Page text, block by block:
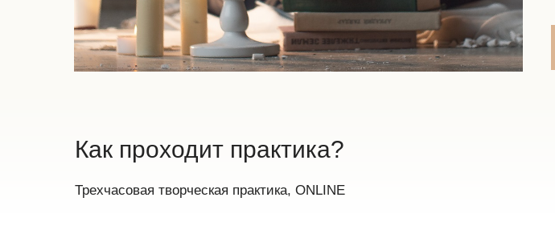
Как проходит практика?
Трехчасовая творческая практика, ONLINE